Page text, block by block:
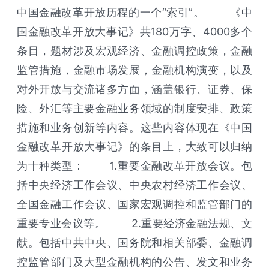
中国金融改革开放历程的一个“索引”。 《中
国金融改革开放大事记》共180万字、4000多个
条目，题材涉及宏观经济、金融调控政策，金融
监管措施，金融市场发展，金融机构演变，以及
对外开放与交流诸多方面，涵盖银行、证券、保
险、外汇等主要金融业务领域的制度安排、政策
措施和业务创新等内容。这些内容体现在《中国
金融改革开放大事记》的条目上，大致可以归纳
为十种类型： 1.重要金融改革开放会议。包
括中央经济工作会议、中央农村经济工作会议、
全国金融工作会议、国家宏观调控和监管部门的
重要专业会议等。 2.重要经济金融法规、文
献。包括中共中央、国务院和相关部委、金融调
控监管部门及大型金融机构的公告、发文和业务